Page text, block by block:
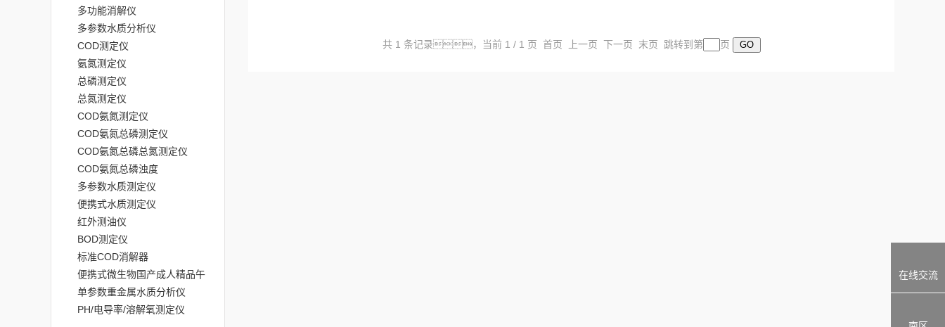
多功能消解仪
多参数水质分析仪
COD测定仪
氨氮测定仪
总磷测定仪
总氮测定仪
COD氨氮测定仪
COD氨氮总磷测定仪
COD氨氮总磷总氮测定仪
COD氨氮总磷浊度
多参数水质测定仪
便携式水质测定仪
红外测油仪
BOD测定仪
标准COD消解器
便携式微生物国产成人精品午
夜福利APP
单参数重金属水质分析仪
PH/电导率/溶解氧测定仪
共 1 条记录，当前 1 / 1 页 首页 上一页 下一页 末页 跳转到第 页
在线交流